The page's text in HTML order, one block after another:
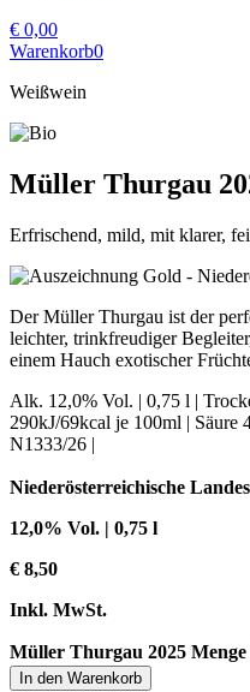
€ 0,00
0
Warenkorb
Weißwein
Müller Thurgau
Erfrischend, mild, mit klarer,
Der Müller Thurgau ist der
leichter, trinkfreudiger
einem Hauch exotischer
Alk. 12,0% Vol. | 0,75 l |
290kJ/69kcal je 100ml | Säure
N1333/26 |
Niederösterreichische
12,0% Vol. | 0,75 l
€ 8,50
Inkl. MwSt.
Müller Thurgau 2025 Menge
In den Warenkorb